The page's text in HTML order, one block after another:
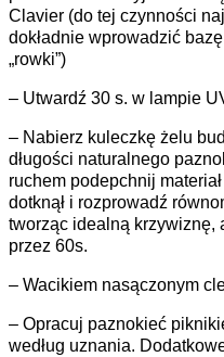
Clavier (do tej czynności
dokładnie wprowadzić
„rowki”)
– Utwardź 30 s. w lampie
– Nabierz kuleczkę żelu
długości naturalnego
ruchem podepchnij
dotknął i rozprowadź
tworząc idealną krzywiznę,
przez 60s.
– Wacikiem nasączonym
– Opracuj paznokieć
według uznania.